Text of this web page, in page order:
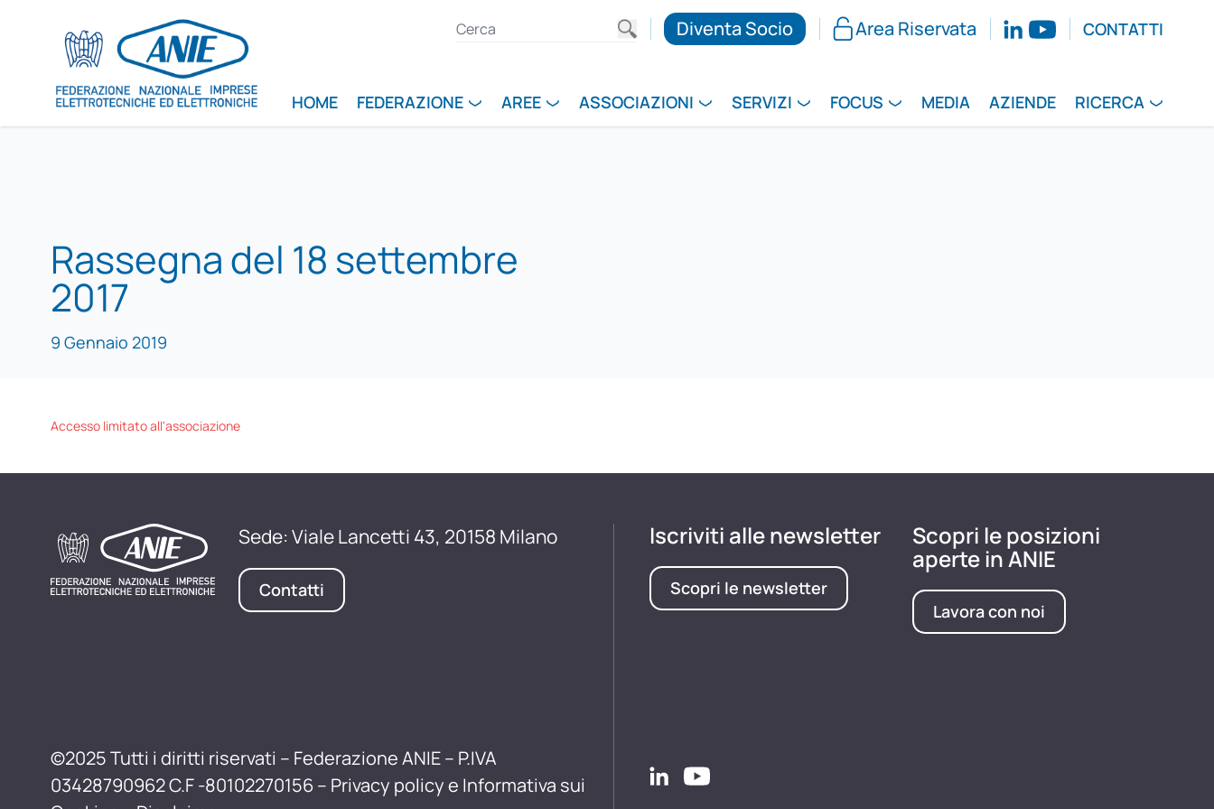
Diventa Socio Area Riservata CONTATTI
HOME FEDERAZIONE AREE ASSOCIAZIONI SERVIZI FOCUS MEDIA AZIENDE RICERCA
Rassegna del 18 settembre
2017
9 Gennaio 2019
Accesso limitato all'associazione
Sede: Viale Lancetti 43, 20158 Milano
Contatti
©2025 Tutti i diritti riservati – Federazione ANIE – P.IVA
03428790962 C.F -80102270156 – Privacy policy e Informativa sui
Iscriviti alle newsletter
Scopri le newsletter
Scopri le posizioni
aperte in ANIE
Lavora con noi